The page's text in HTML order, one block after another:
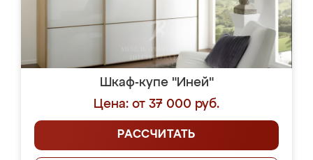
Шкаф-купе "Иней"
Цена: от 37 000 руб.
РАССЧИТАТЬ